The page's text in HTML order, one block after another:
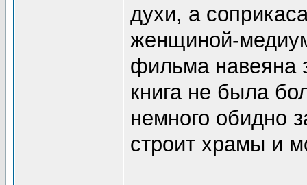
духи, а
женщиной-
фильма навеяна
книга не была
немного обидно
строит храмы и